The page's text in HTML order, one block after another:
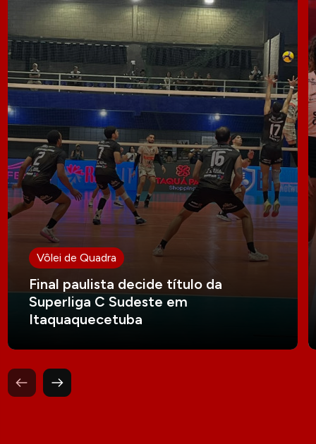
Vôlei de Quadra
Final paulista decide título da
Superliga C Sudeste em
Itaquaquecetuba